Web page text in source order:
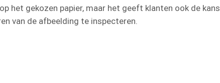
het gekozen papier, maar het geeft klanten ook de kans
van de afbeelding te inspecteren.